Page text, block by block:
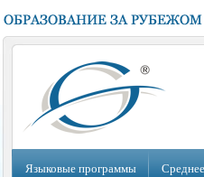
Языковые программы